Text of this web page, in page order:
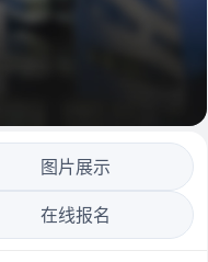
图片展示
在线报名